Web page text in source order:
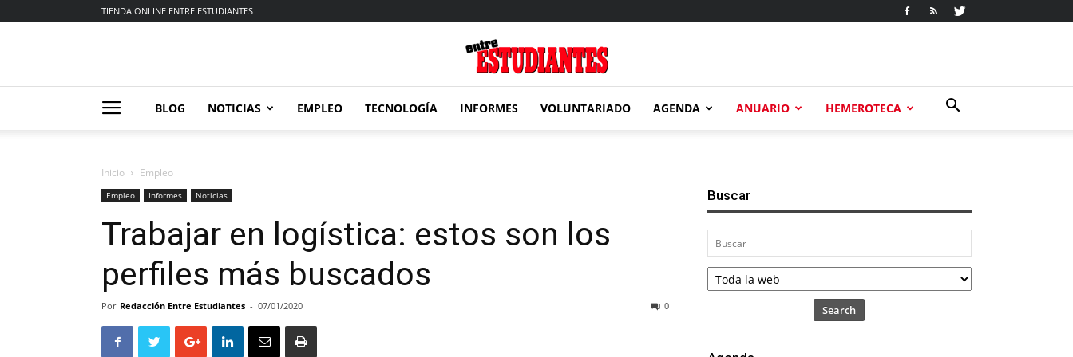
TIENDA ONLINE ENTRE ESTUDIANTES
Estudiantes
BLOG NOTICIAS EMPLEO TECNOLOGÍA INFORMES VOLUNTARIADO AGENDA ANUARIO HEMEROTECA
Inicio Empleo
Empleo Informes Noticias
Trabajar en logística: estos son los
perfiles más buscados
Por Redacción Entre Estudiantes - 07/01/2020 0
Buscar
Search